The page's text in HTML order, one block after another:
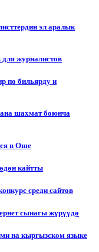
эл аралык
журналистов
по бильярду и
шахмат боюнча
в Оше
кайтты
среди сайтов
сынагы жүрүүдө
на кыргызском языке